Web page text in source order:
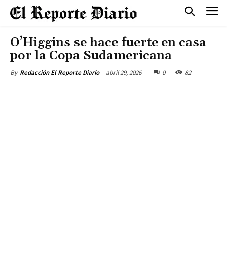
O’Higgins se hace fuerte en casa
por la Copa Sudamericana
By Redacción El Reporte Diario abril 29, 2026 0 82